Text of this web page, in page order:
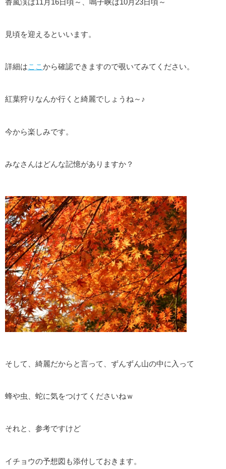
香嵐渓は11月16日頃～、鳴子峡は10月23日頃～
見頃を迎えるといいます。
詳細はここ から確認できますので覗いてみてください。
紅葉狩りなんか行くと綺麗でしょうね～♪
今から楽しみです。
みなさんはどんな記憶がありますか？
そして、綺麗だからと言って、ずんずん山の中に入って
蜂や虫、蛇に気をつけてくださいねｗ
それと、参考ですけど
イチョウの予想図も添付しておきます。